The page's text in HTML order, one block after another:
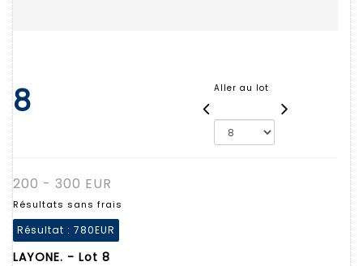
8 Aller au lot
200 - 300 EUR
Résultats sans frais
Résultat : 780EUR
LAYONE. - Lot 8